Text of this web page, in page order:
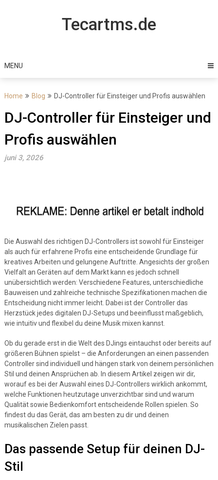
Tecartms.de
MENU
Home Blog DJ-Controller für Einsteiger und Profis auswählen
DJ-Controller für Einsteiger und
Profis auswählen
juni 3, 2026
Die Auswahl des richtigen DJ-Controllers ist sowohl für Einsteiger
als auch für erfahrene Profis eine entscheidende Grundlage für
kreatives Arbeiten und gelungene Auftritte. Angesichts der großen
Vielfalt an Geräten auf dem Markt kann es jedoch schnell
unübersichtlich werden: Verschiedene Features, unterschiedliche
Bauweisen und zahlreiche technische Spezifikationen machen die
Entscheidung nicht immer leicht. Dabei ist der Controller das
Herzstück jedes digitalen DJ-Setups und beeinflusst maßgeblich,
wie intuitiv und flexibel du deine Musik mixen kannst.
Ob du gerade erst in die Welt des DJings eintauchst oder bereits auf
größeren Bühnen spielst – die Anforderungen an einen passenden
Controller sind individuell und hängen stark von deinem persönlichen
Stil und deinen Ansprüchen ab. In diesem Artikel zeigen wir dir,
worauf es bei der Auswahl eines DJ-Controllers wirklich ankommt,
welche Funktionen heutzutage unverzichtbar sind und warum
Qualität sowie Bedienkomfort entscheidende Rollen spielen. So
findest du das Gerät, das am besten zu dir und deinen
musikalischen Zielen passt.
Das passende Setup für deinen DJ-
Stil